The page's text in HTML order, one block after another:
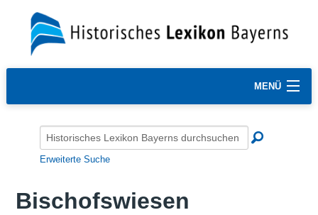
MENÜ
Erweiterte Suche
Bischofswiesen